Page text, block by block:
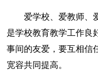
爱学校、爱教师、
是学校教育教学工作良
事间的友爱，要互相信
宽容共同提高。